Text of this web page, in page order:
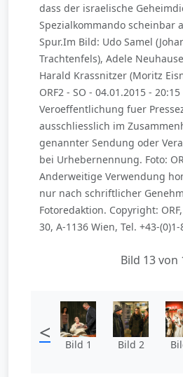
dass der israelische
Spezialkommando scheinbar
Spur.Im Bild: Udo Samel
Trachtenfels), Adele
Harald Krassnitzer (Moritz
ORF2 - SO - 04.01.2015 - 20:15
Veroeffentlichung fuer
ausschliesslich im
genannter Sendung oder
bei Urhebernennung. Foto:
Anderweitige Verwendung
nur nach schriftlicher
Fotoredaktion. Copyright:
30, A-1136 Wien, Tel. +43-
Bild 13 von
< Bild 1 Bild 2